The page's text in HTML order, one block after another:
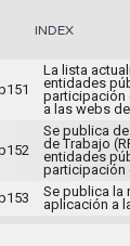
INDEX
La lista
entidades
participación
a las webs
Se publica
de Trabajo
entidades
participación
Se publica la
aplicación a